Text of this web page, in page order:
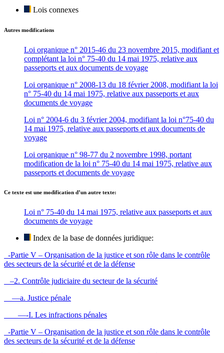
Lois connexes
Autres modifications
Loi organique n° 2015-46 du 23 novembre 2015, modifiant et
complétant la loi n° 75-40 du 14 mai 1975, relative aux
passeports et aux documents de voyage
Loi organique n° 2008-13 du 18 février 2008, modifiant la loi
n° 75-40 du 14 mai 1975, relative aux passeports et aux
documents de voyage
Loi n° 2004-6 du 3 février 2004, modifiant la loi n°75-40 du
14 mai 1975, relative aux passeports et aux documents de
voyage
Loi organique n° 98-77 du 2 novembre 1998, portant
modification de la loi n° 75-40 du 14 mai 1975, relative aux
passeports et documents de voyage
Ce texte est une modification d’un autre texte:
Loi n° 75-40 du 14 mai 1975, relative aux passeports et aux
documents de voyage
Index de la base de données juridique:
-Partie V – Organisation de la justice et son rôle dans le contrôle
des secteurs de la sécurité et de la défense
–2. Contrôle judiciaire du secteur de la sécurité
—a. Justice pénale
—-I. Les infractions pénales
-Partie V – Organisation de la justice et son rôle dans le contrôle
des secteurs de la sécurité et de la défense